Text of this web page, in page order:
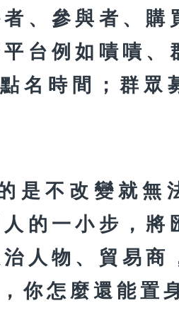
、參與者、購
台例如嘖嘖、
名時間；群眾
是不改變就無
的一小步，將
人物、貿易商
你怎麼還能置